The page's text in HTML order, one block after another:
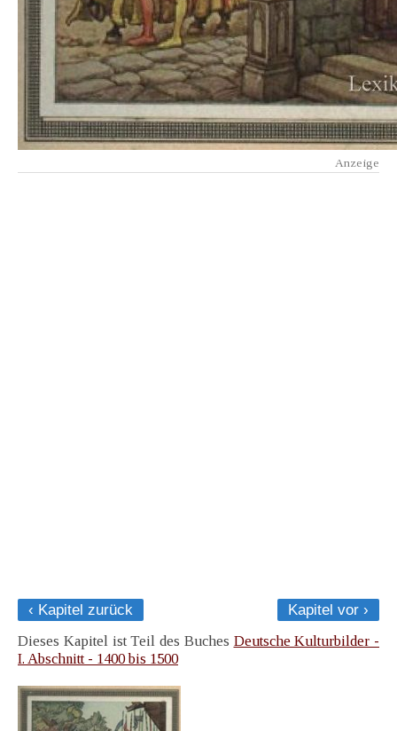
‹ Kapitel zurück
Kapitel vor ›
Dieses Kapitel ist Teil des Buches Deutsche Kulturbilder -
I. Abschnitt - 1400 bis 1500